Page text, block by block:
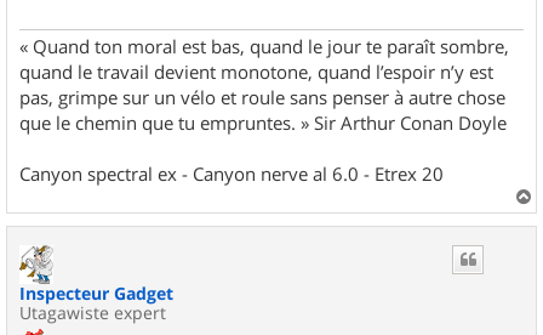
« Quand ton moral est bas, quand le jour te paraît sombre,
quand le travail devient monotone, quand l’espoir n’y est
pas, grimpe sur un vélo et roule sans penser à autre chose
que le chemin que tu empruntes. » Sir Arthur Conan Doyle
Canyon spectral ex - Canyon nerve al 6.0 - Etrex 20
a
Inspecteur Gadget
Utagawiste expert